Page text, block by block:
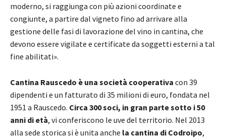
moderno, si raggiunga con più azioni coordinate e
congiunte, a partire dal vigneto fino ad arrivare alla
gestione delle fasi di lavorazione del vino in cantina, che
devono essere vigilate e certificate da soggetti esterni a tal
fine abilitati».
Cantina Rauscedo è una società cooperativa con 39
dipendenti e un fatturato di 35 milioni di euro, fondata nel
1951 a Rauscedo. Circa 300 soci, in gran parte sotto i 50
anni di età, vi conferiscono le uve del territorio. Nel 2013
alla sede storica si è unita anche la cantina di Codroipo,